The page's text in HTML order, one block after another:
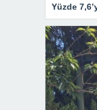
Yüzde